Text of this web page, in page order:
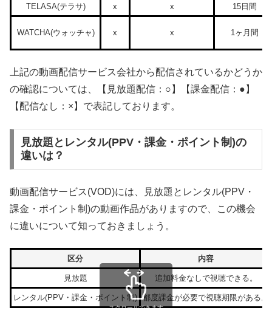
TELASA(テラサ) x x 15日間
WATCHA(ウォッチャ) x x 1ヶ月間
上記の動画配信サービス会社から配信されているかどうか
の確認については、【見放題配信：○】【課金配信：●】
【配信なし：×】で表記しております。
見放題とレンタル(PPV・課金・ポイント制)の
違いは？
動画配信サービス(VOD)には、見放題とレンタル(PPV・
課金・ポイント制)の動画作品がありますので、この機会
に違いについて知っておきましょう。
区分 内容
見放題 追加料金なしで視聴できる。
レンタル(PPV・課金・ポイント制) 都度課金が必要で視聴期限がある。
スクロールできます